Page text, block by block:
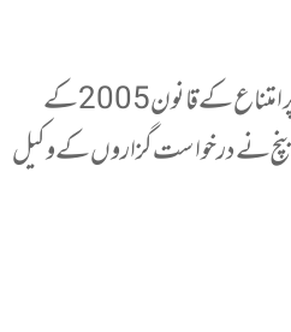
درخواست میں کہاگیاکہ ہندوستان کی سرکاری علامت کو نامناسب استعمال پر امتناع کے قانون2005 کے
نے درخواست گزاروں کے وکیل